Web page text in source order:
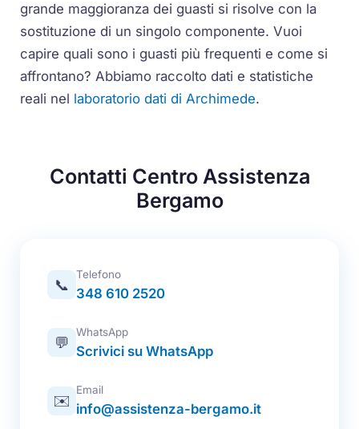
grande maggioranza dei guasti si risolve con la
sostituzione di un singolo componente. Vuoi
capire quali sono i guasti più frequenti e come si
affrontano? Abbiamo raccolto dati e statistiche
reali nel laboratorio dati di Archimede.
Contatti Centro Assistenza
Bergamo
📞
Telefono
348 610 2520
💬
WhatsApp
Scrivici su WhatsApp
✉️
Email
info@assistenza-bergamo.it